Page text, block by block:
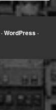
·WordPress ·